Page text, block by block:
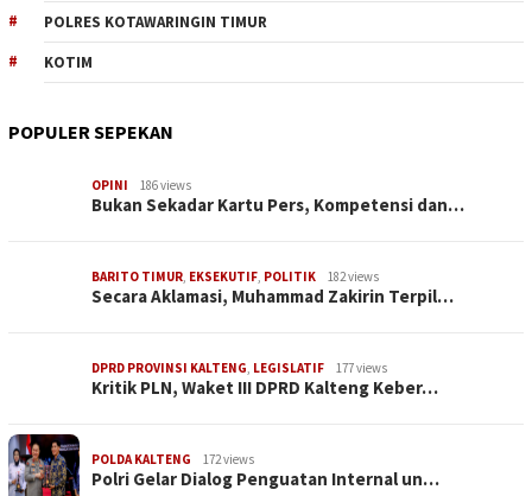
POLRES KOTAWARINGIN TIMUR
KOTIM
POPULER SEPEKAN
OPINI 186 views
Bukan Sekadar Kartu Pers, Kompetensi dan…
BARITO TIMUR EKSEKUTIF POLITIK 182 views
Secara Aklamasi, Muhammad Zakirin Terpil…
DPRD PROVINSI KALTENG LEGISLATIF 177 views
Kritik PLN, Waket III DPRD Kalteng Keber…
POLDA KALTENG 172 views
Polri Gelar Dialog Penguatan Internal un…